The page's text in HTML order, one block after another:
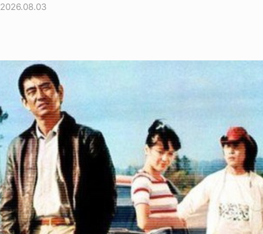
2026.08.03